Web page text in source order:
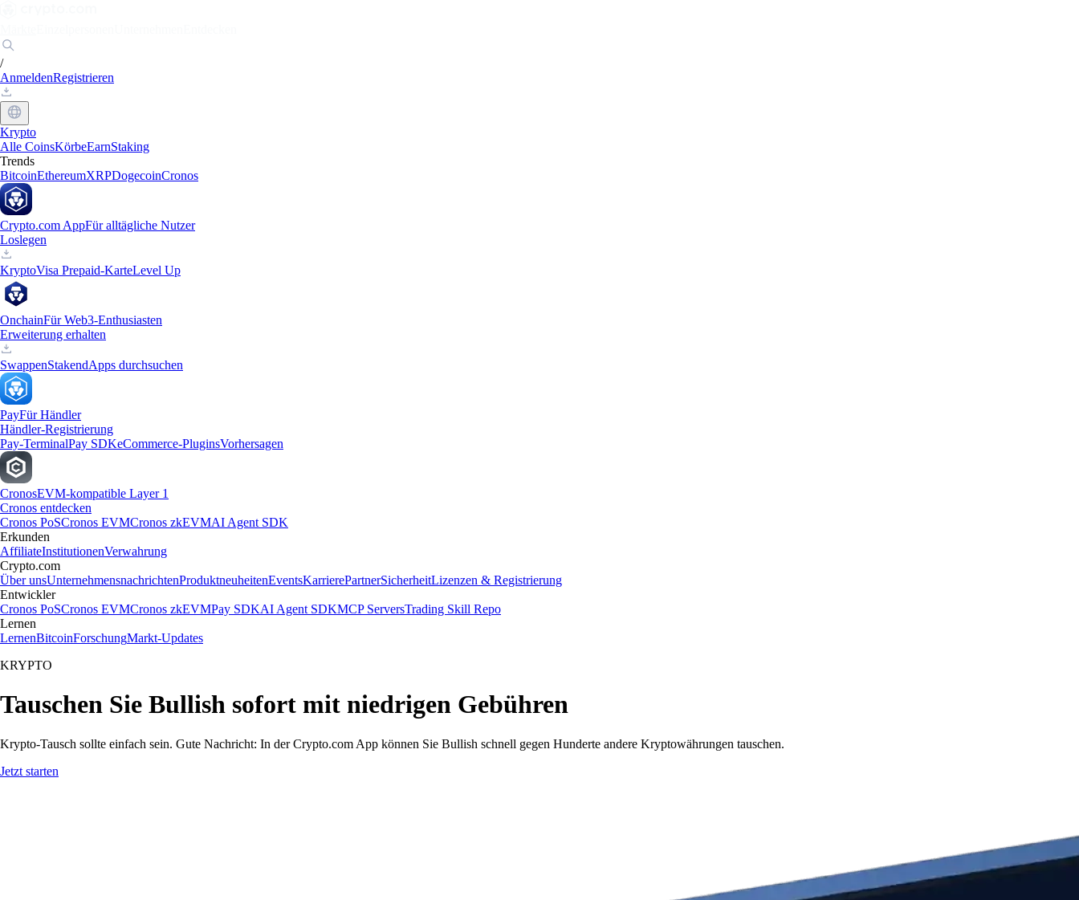
/
AnmeldenRegistrieren
Krypto
Alle CoinsKörbeEarnStaking
Trends
BitcoinEthereumXRPDogecoinCronos
Crypto.com AppFür alltägliche Nutzer
Loslegen
KryptoVisa Prepaid-KarteLevel Up
OnchainFür Web3-Enthusiasten
Erweiterung erhalten
SwappenStakendApps durchsuchen
PayFür Händler
Händler-Registrierung
Pay-TerminalPay SDKeCommerce-PluginsVorhersagen
CronosEVM-kompatible Layer 1
Cronos entdecken
Cronos PoSCronos EVMCronos zkEVMAI Agent SDK
Erkunden
AffiliateInstitutionenVerwahrung
Crypto.com
Über unsUnternehmensnachrichtenProduktneuheitenEventsKarrierePartnerSicherheitLizenzen & Registrierung
Entwickler
Cronos PoSCronos EVMCronos zkEVMPay SDKAI Agent SDKMCP ServersTrading Skill Repo
Lernen
LernenBitcoinForschungMarkt-Updates
KRYPTO
Tauschen Sie Bullish sofort mit niedrigen Gebühren
Krypto-Tausch sollte einfach sein. Gute Nachricht: In der Crypto.com App können Sie Bullish schnell gegen Hunderte andere Kryptowährungen tauschen.
Jetzt starten